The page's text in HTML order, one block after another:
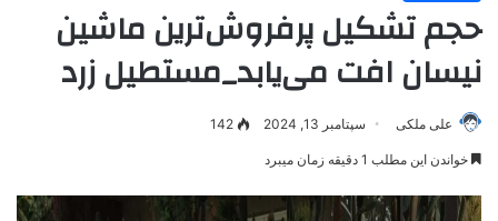
حجم تشکیل پرفروش‌ترین ماشین
نیسان افت می‌یابد_مستطیل زرد
علی ملکی سپتامبر 13, 2024 142
خواندن این مطلب 1 دقیقه زمان میبرد